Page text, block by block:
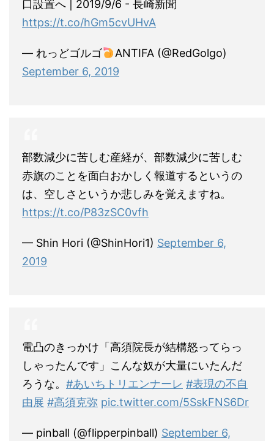
口設置へ | 2019/9/6 - 長崎新聞
https://t.co/hGm5cvUHvA
— れっどゴルゴ
ANTIFA (@RedGolgo)
September 6, 2019
部数減少に苦しむ産経が、部数減少に苦しむ
赤旗のことを面白おかしく報道するというの
は、空しさというか悲しみを覚えますね。
https://t.co/P83zSC0vfh
— Shin Hori (@ShinHori1) September 6,
2019
電凸のきっかけ「高須院長が結構怒ってらっ
しゃったんです」こんな奴が大量にいたんだ
ろうな。 #あいちトリエンナーレ #表現の不自
由展 #高須克弥 pic.twitter.com/5SskFNS6Dr
— pinball (@flipperpinball) September 6,